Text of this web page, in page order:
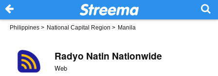
Philippines > National Capital Region > Manila
Radyo Natin Nationwide
Web